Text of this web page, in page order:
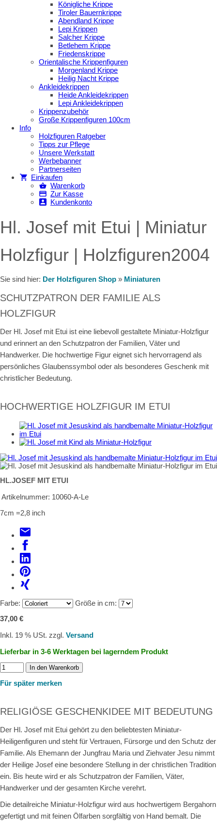
Königliche Krippe
Tiroler Bauernkrippe
Abendland Krippe
Lepi Krippen
Salcher Krippe
Betlehem Krippe
Friedenskrippe
Orientalische Krippenfiguren
Morgenland Krippe
Heilig Nacht Krippe
Ankleidekrippen
Heide Ankleidekrippen
Lepi Ankleidekrippen
Krippenzubehör
Große Krippenfiguren 100cm
Info
Holzfiguren Ratgeber
Tipps zur Pflege
Unsere Werkstatt
Werbebanner
Partnerseiten
Einkaufen
Warenkorb
Zur Kasse
Kundenkonto
Hl. Josef mit Etui | Miniatur
Holzfigur | Holzfiguren2004
Sie sind hier: Der Holzfiguren Shop » Miniaturen
SCHUTZPATRON DER FAMILIE ALS
HOLZFIGUR
Der Hl. Josef mit Etui ist eine liebevoll gestaltete Miniatur-Holzfigur
und erinnert an den Schutzpatron der Familien, Väter und
Handwerker. Die hochwertige Figur eignet sich hervorragend als
persönliches Glaubenssymbol oder als besonderes Geschenk mit
christlicher Bedeutung.
HOCHWERTIGE HOLZFIGUR IM ETUI
HL.JOSEF MIT ETUI
Artikelnummer: 10060-A-Le
7cm =2,8 inch
Farbe:
Größe in cm:
37,00 €
Inkl. 19 % USt. zzgl. Versand
Lieferbar in 3-6 Werktagen bei lagerndem Produkt
In den Warenkorb
Für später merken
RELIGIÖSE GESCHENKIDEE MIT BEDEUTUNG
Der Hl. Josef mit Etui gehört zu den beliebtesten Miniatur-
Heiligenfiguren und steht für Vertrauen, Fürsorge und den Schutz der
Familie. Als Ehemann der Jungfrau Maria und Ziehvater Jesu nimmt
der Heilige Josef eine besondere Stellung in der christlichen Tradition
ein. Bis heute wird er als Schutzpatron der Familien, Väter,
Handwerker und der gesamten Kirche verehrt.
Die detailreiche Miniatur-Holzfigur wird aus hochwertigem Bergahorn
gefertigt und mit feinen Ölfarben sorgfältig von Hand bemalt. Die